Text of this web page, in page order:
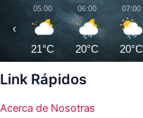
05:00
21°C
06:00
20°C
07:00
20°C
‹
Link Rápidos
Acerca de Nosotras